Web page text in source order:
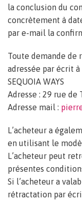
la conclusion du
concrètement à
par e-mail la
Toute demande de
adressée par écrit à
SEQUOIA WAYS
Adresse : 29 rue de
Adresse mail :
L’acheteur a
en utilisant le
L’acheteur peut
présentes
Si l’acheteur a
rétractation par